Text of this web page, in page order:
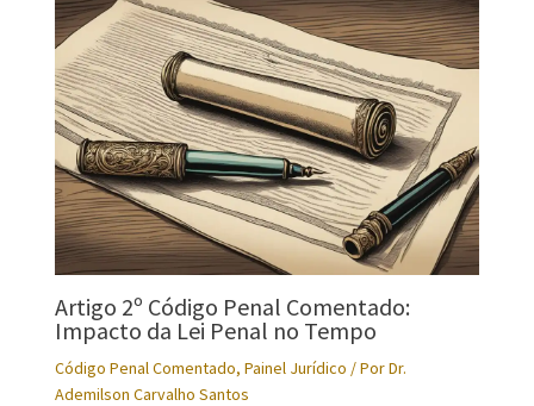
Artigo 2º Código Penal Comentado:
Impacto da Lei Penal no Tempo
Código Penal Comentado, Painel Jurídico / PorDr.
Ademilson Carvalho Santos